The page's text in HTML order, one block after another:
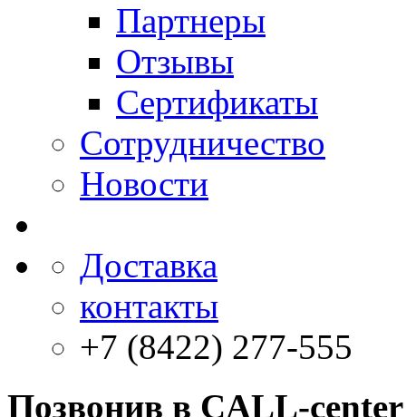
Партнеры
Отзывы
Сертификаты
Сотрудничество
Новости
Доставка
контакты
+7 (8422) 277-555
Позвонив в CALL-